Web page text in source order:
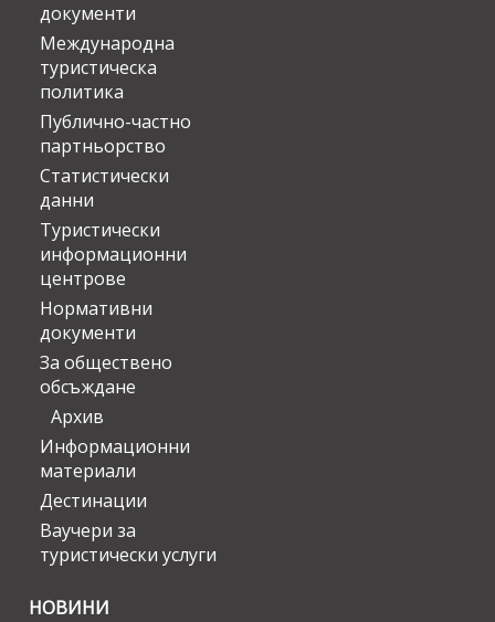
документи
Международна
туристическа
политика
Публично-частно
партньорство
Статистически
данни
Туристически
информационни
центрове
Нормативни
документи
За обществено
обсъждане
Архив
Информационни
материали
Дестинации
Ваучери за
туристически услуги
НОВИНИ